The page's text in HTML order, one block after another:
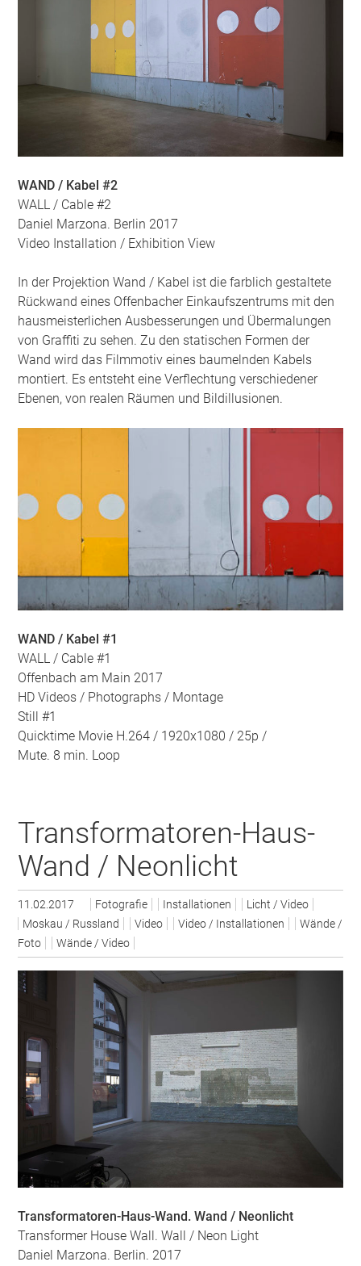
WAND / Kabel #2
WALL / Cable #2
Daniel Marzona. Berlin 2017
Video Installation / Exhibition View
In der Projektion Wand / Kabel ist die farblich gestaltete
Rückwand eines Offenbacher Einkaufszentrums mit den
hausmeisterlichen Ausbesserungen und Übermalungen
von Graffiti zu sehen. Zu den statischen Formen der
Wand wird das Filmmotiv eines baumelnden Kabels
montiert. Es entsteht eine Verflechtung verschiedener
Ebenen, von realen Räumen und Bildillusionen.
WAND / Kabel #1
WALL / Cable #1
Offenbach am Main 2017
HD Videos / Photographs / Montage
Still #1
Quicktime Movie H.264 / 1920x1080 / 25p /
Mute. 8 min. Loop
Transformatoren-Haus-
Wand / Neonlicht
11.02.2017 Fotografie Installationen
Licht / Video
Moskau / Russland
Video Video / Installationen
Wände /
Foto
Wände / Video
Transformatoren-Haus-Wand. Wand / Neonlicht
Transformer House Wall. Wall / Neon Light
Daniel Marzona. Berlin. 2017